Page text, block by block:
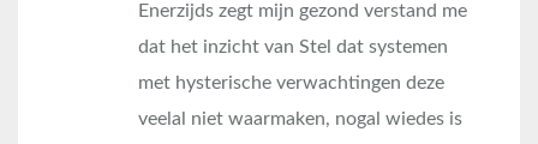
Enerzijds zegt mijn gezond verstand me
dat het inzicht van Stel dat systemen
met hysterische verwachtingen deze
veelal niet waarmaken, nogal wiedes is